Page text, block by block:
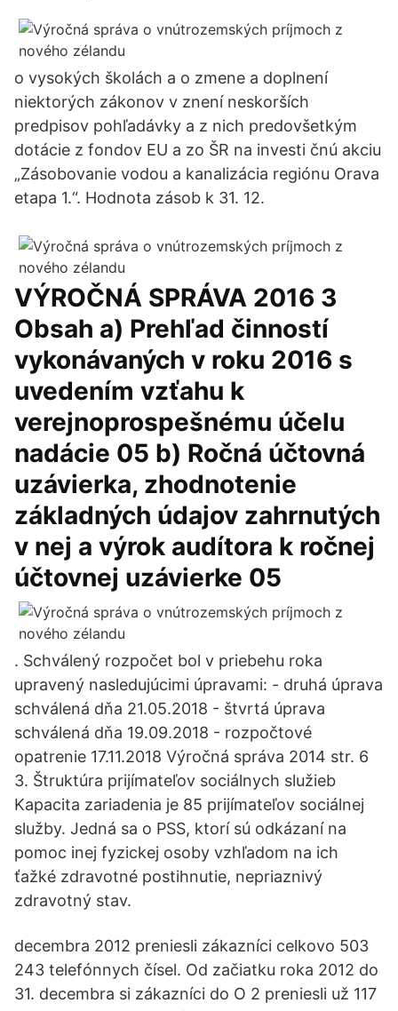
o vysokých školách a o zmene a doplnení
niektorých zákonov v znení neskorších
predpisov pohľadávky a z nich predovšetkým
dotácie z fondov EU a zo ŠR na investi čnú akciu
„Zásobovanie vodou a kanalizácia regiónu Orava
etapa 1.“. Hodnota zásob k 31. 12.
VÝROČNÁ SPRÁVA 2016 3
Obsah a) Prehľad činností
vykonávaných v roku 2016 s
uvedením vzťahu k
verejnoprospešnému účelu
nadácie 05 b) Ročná účtovná
uzávierka, zhodnotenie
základných údajov zahrnutých
v nej a výrok audítora k ročnej
účtovnej uzávierke 05
. Schválený rozpočet bol v priebehu roka
upravený nasledujúcimi úpravami: - druhá úprava
schválená dňa 21.05.2018 - štvrtá úprava
schválená dňa 19.09.2018 - rozpočtové
opatrenie 17.11.2018 Výročná správa 2014 str. 6
3. Štruktúra prijímateľov sociálnych služieb
Kapacita zariadenia je 85 prijímateľov sociálnej
služby. Jedná sa o PSS, ktorí sú odkázaní na
pomoc inej fyzickej osoby vzhľadom na ich
ťažké zdravotné postihnutie, nepriaznivý
zdravotný stav.
decembra 2012 preniesli zákazníci celkovo 503
243 telefónnych čísel. Od začiatku roka 2012 do
31. decembra si zákazníci do O 2 preniesli už 117